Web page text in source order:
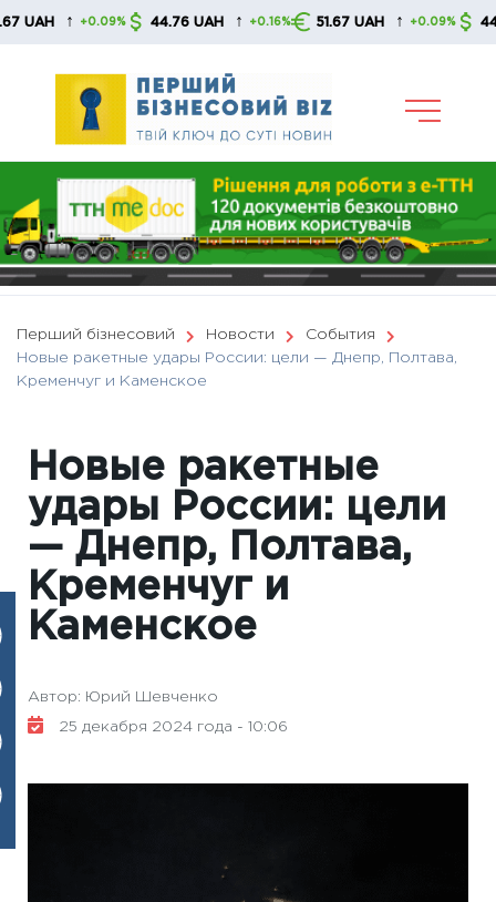
Skip
↑ +0.09% 44.76 UAH ↑ +0.16% 51.67 UAH ↑ +0.09% 44.76
Перший бізнесовий Новости
События
Новые ракетные удары России: цели — Днепр, Полтава,
Кременчуг и Каменское
Новые ракетные
удары России: цели
— Днепр, Полтава,
Кременчуг и
Каменское
Автор: Юрий Шевченко
25 декабря 2024 года - 10:06